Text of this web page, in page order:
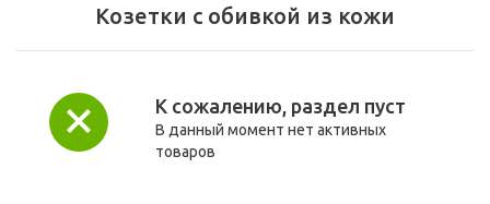
Козетки с обивкой из кожи
К сожалению, раздел пуст
В данный момент нет активных
товаров